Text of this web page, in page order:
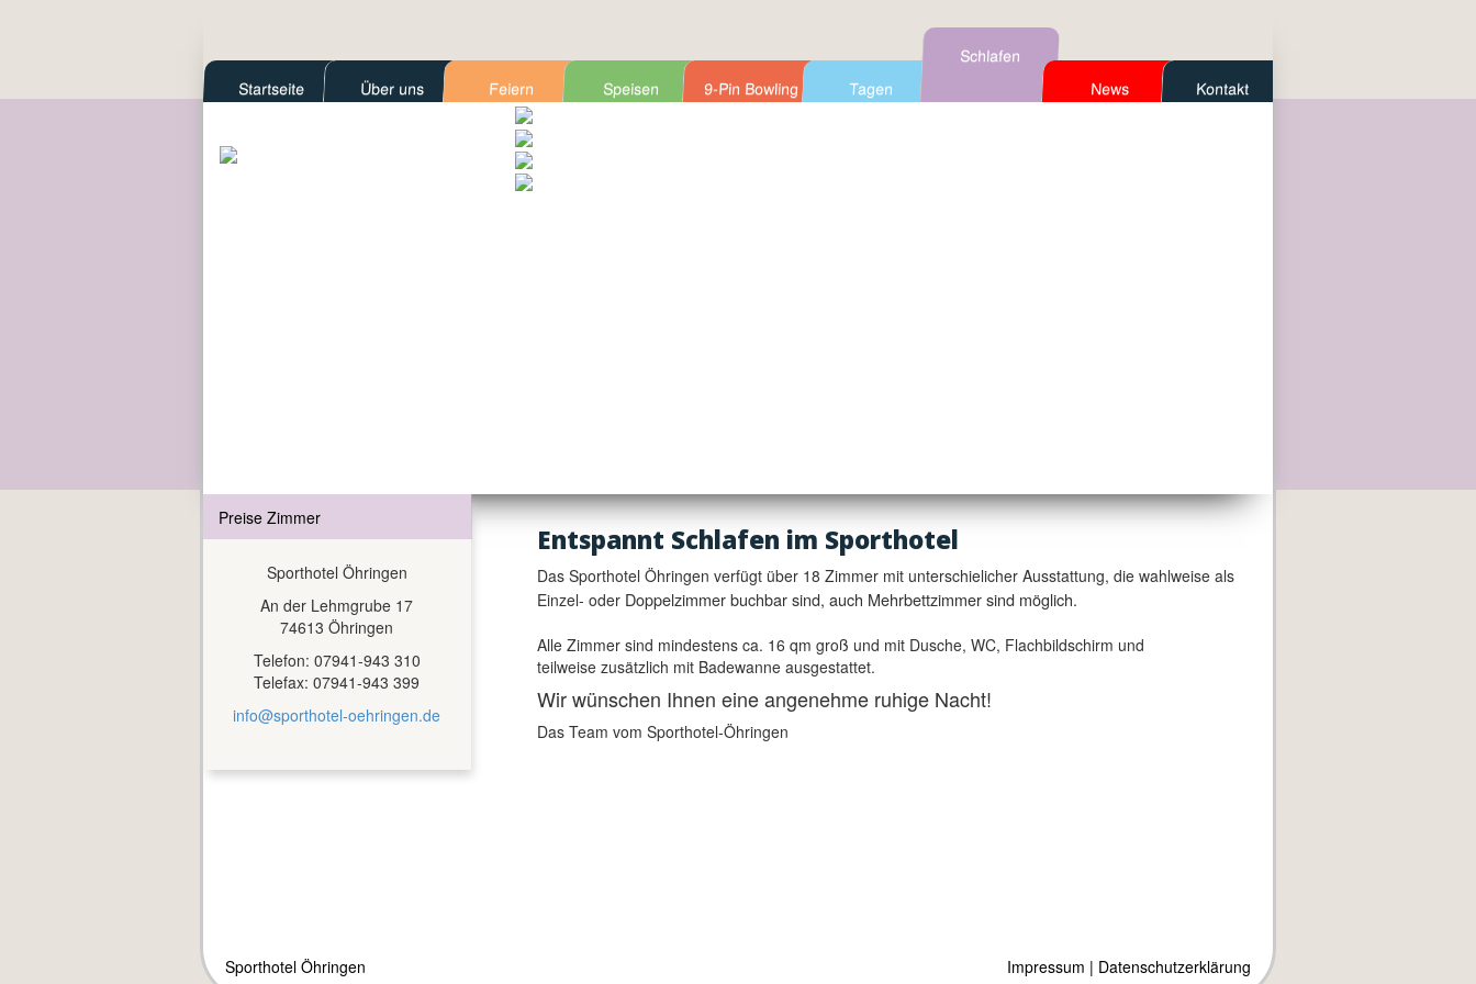
Startseite Über uns Feiern Speisen 9-Pin Bowling Tagen
Schlafen
News
Kontakt
Preise Zimmer
Sporthotel Öhringen
An der Lehmgrube 17
74613 Öhringen
Telefon: 07941-943 310
Telefax: 07941-943 399
info@sporthotel-oehringen.de
Entspannt Schlafen im Sporthotel
Das Sporthotel Öhringen verfügt über 18 Zimmer mit unterschielicher Ausstattung, die wahlweise als
Einzel- oder Doppelzimmer buchbar sind, auch Mehrbettzimmer sind möglich.
Alle Zimmer sind mindestens ca. 16 qm groß und mit Dusche, WC, Flachbildschirm und
teilweise zusätzlich mit Badewanne ausgestattet.
Wir wünschen Ihnen eine angenehme ruhige Nacht!
Das Team vom Sporthotel-Öhringen
Sporthotel Öhringen Impressum | Datenschutzerklärung